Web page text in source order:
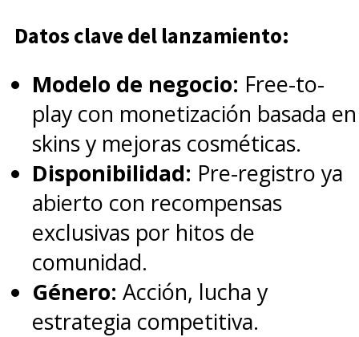
Datos clave del lanzamiento:
Modelo de negocio: Free-to-
play con monetización basada en
skins y mejoras cosméticas.
Disponibilidad: Pre-registro ya
abierto con recompensas
exclusivas por hitos de
comunidad.
Género: Acción, lucha y
estrategia competitiva.